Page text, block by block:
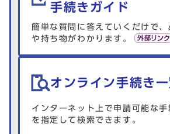
手続きガイド
簡単な質問に答えていくだけで、
や持ち物がわかります。
オンライン手続き
インターネット上で申請可能な
を指定して検索できます。